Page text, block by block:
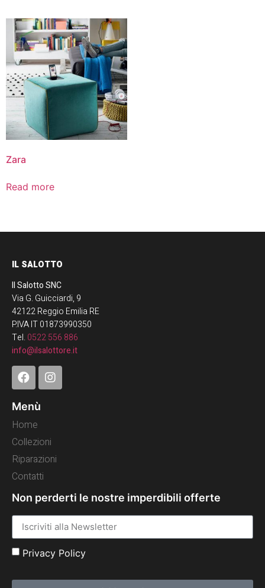
Zara
Read more
IL SALOTTO
Il Salotto SNC
Via G. Guicciardi, 9
42122 Reggio Emilia RE
P.IVA IT 01873990350
Tel. 0522 556 886
info@ilsalottore.it
Menù
Home
Collezioni
Riparazioni
Contatti
Non perderti le nostre imperdibili offerte
Privacy Policy